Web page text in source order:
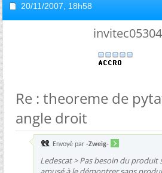
20/11/2007, 18h58
Re : theoreme de
angle droit
Envoyé par -Zweig-
Ledescat > Pas besoin du produit